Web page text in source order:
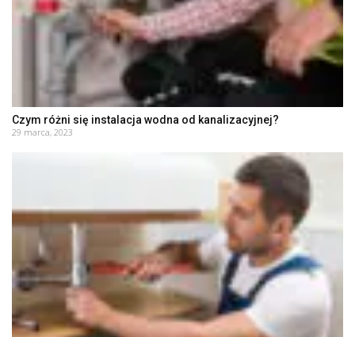
Czym różni się instalacja wodna od kanalizacyjnej?
29 marca, 2023